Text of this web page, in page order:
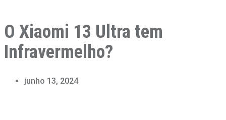
O Xiaomi 13 Ultra tem
Infravermelho?
junho 13, 2024